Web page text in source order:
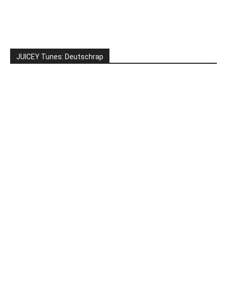
JUICEY Tunes: Deutschrap